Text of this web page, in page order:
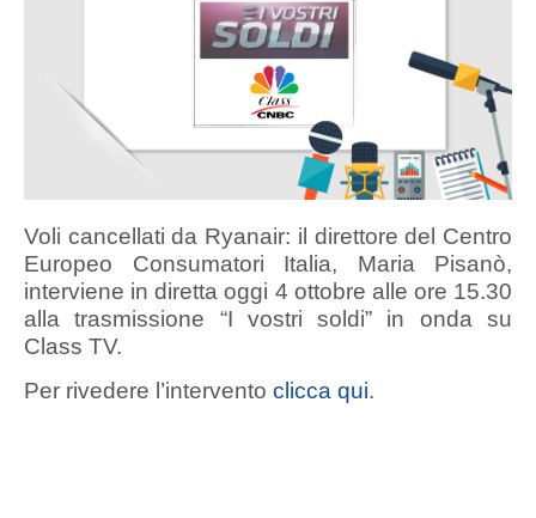
Voli cancellati da Ryanair: il direttore del Centro
Europeo Consumatori Italia, Maria Pisanò,
interviene in diretta oggi 4 ottobre alle ore 15.30
alla trasmissione “I vostri soldi” in onda su
Class TV.
Per rivedere l’intervento clicca qui.